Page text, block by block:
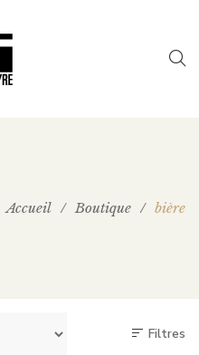
Accueil / Boutique / bière
Filtres